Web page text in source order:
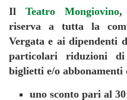
Il Teatro Mongiovino,
riserva a tutta la
Vergata e ai dipendenti
particolari riduzioni
biglietti e/o abbonamenti
uno sconto pari al